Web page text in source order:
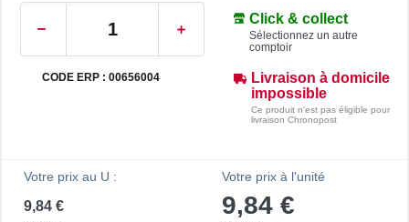
CODE ERP : 00656004
Click & collect
Sélectionnez un autre
comptoir
Livraison à domicile
impossible
Ce produit n'est pas éligible pour
livraison Chronopost
Votre prix au U :
9,84 €
Votre prix à l'unité
9,84 €